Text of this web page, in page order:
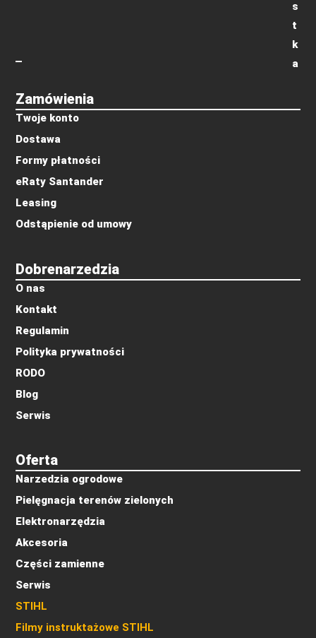
Oferta
Narzedzia ogrodowe
Pielęgnacja terenów zielonych
Elektronarzędzia
Akcesoria
Części zamienne
Serwis
STIHL
Filmy instruktażowe STIHL
Dobrenarzedzia
O nas
Kontakt
Regulamin
Polityka prywatności
RODO
Blog
Serwis
Zamówienia
Twoje konto
Dostawa
Formy płatności
eRaty Santander
Leasing
Odstąpienie od umowy
s
t
k
a